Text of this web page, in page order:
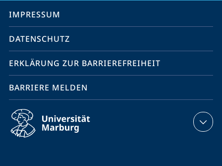
Service-
Navigation
IMPRESSUM
DATENSCHUTZ
ERKLÄRUNG ZUR BARRIEREFREIHEIT
BARRIERE MELDEN